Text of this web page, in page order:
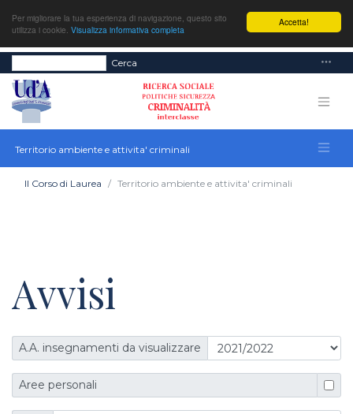
Accetta!
Per migliorare la tua esperienza di navigazione, questo sito
utilizza i cookie. Visualizza informativa completa
Cerca
Territorio ambiente e attivita' criminali
Il Corso di Laurea Territorio ambiente e attivita' criminali
Avvisi
A.A. insegnamenti da visualizzare
Aree personali